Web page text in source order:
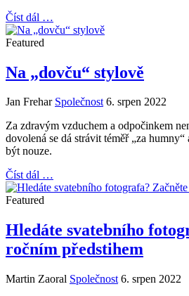
Číst dál …
Featured
Na „dovču“ stylově
Jan Frehar Společnost 6. srpen 2022
Za zdravým vzduchem a odpočinkem
dovolená se dá strávit téměř „za
být nouze.
Číst dál …
Featured
Hledáte svatebního
ročním předstihem
Martin Zaoral Společnost 6. srpen 2022